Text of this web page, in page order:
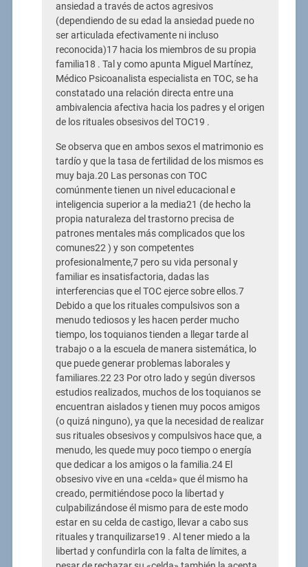
ansiedad a través de actos agresivos
(dependiendo de su edad la ansiedad puede no
ser articulada efectivamente ni incluso
reconocida)17 hacia los miembros de su propia
familia18 . Tal y como apunta Miguel Martínez,
Médico Psicoanalista especialista en TOC, se ha
constatado una relación directa entre una
ambivalencia afectiva hacia los padres y el origen
de los rituales obsesivos del TOC19 .
Se observa que en ambos sexos el matrimonio es
tardío y que la tasa de fertilidad de los mismos es
muy baja.20 Las personas con TOC
comúnmente tienen un nivel educacional e
inteligencia superior a la media21 (de hecho la
propia naturaleza del trastorno precisa de
patrones mentales más complicados que los
comunes22 ) y son competentes
profesionalmente,7 pero su vida personal y
familiar es insatisfactoria, dadas las
interferencias que el TOC ejerce sobre ellos.7
Debido a que los rituales compulsivos son a
menudo tediosos y les hacen perder mucho
tiempo, los toquianos tienden a llegar tarde al
trabajo o a la escuela de manera sistemática, lo
que puede generar problemas laborales y
familiares.22 23 Por otro lado y según diversos
estudios realizados, muchos de los toquianos se
encuentran aislados y tienen muy pocos amigos
(o quizá ninguno), ya que la necesidad de realizar
sus rituales obsesivos y compulsivos hace que, a
menudo, les quede muy poco tiempo o energía
que dedicar a los amigos o la familia.24 El
obsesivo vive en una «celda» que él mismo ha
creado, permitiéndose poco la libertad y
culpabilizándose él mismo para de este modo
estar en su celda de castigo, llevar a cabo sus
rituales y tranquilizarse19 . Al tener miedo a la
libertad y confundirla con la falta de límites, a